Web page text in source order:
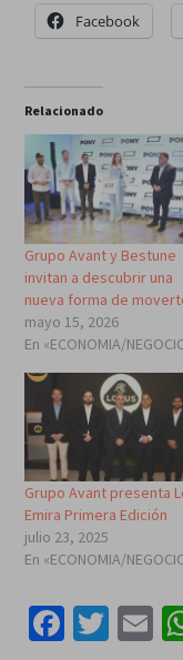
Facebook
Relacionado
Grupo Avant y Bestune
invitan a descubrir una
nueva forma de
mayo 15, 2026
En «ECONOMIA/
Grupo Avant presenta
Emira Primera Edición
julio 23, 2025
En «ECONOMIA/